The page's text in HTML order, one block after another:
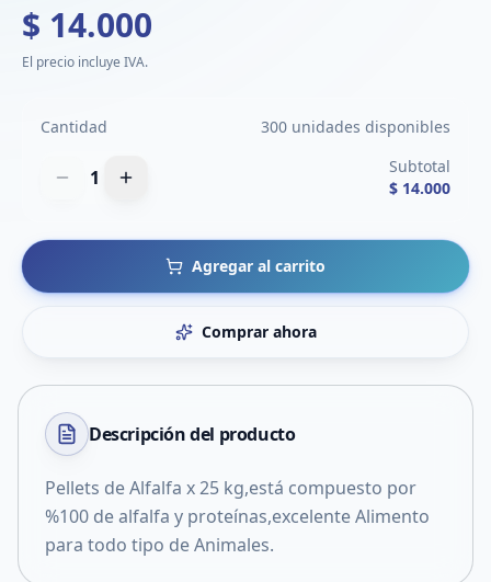
$ 14.000
El precio incluye IVA.
Cantidad 300 unidades disponibles
1
Subtotal
$ 14.000
Agregar al carrito
Comprar ahora
Descripción del producto
Pellets de Alfalfa x 25 kg,está compuesto por
%100 de alfalfa y proteínas,excelente Alimento
para todo tipo de Animales.